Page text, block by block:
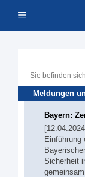
Inhalt Menü
Sie befinden
Meldungen
Bayern:
Einführung
Sicherheit